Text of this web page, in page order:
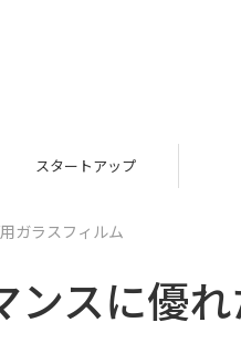
スタートアップ
ガラスフィルム
ンスに優